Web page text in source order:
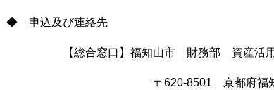
◆ 申込及び連絡先
【総合窓口】福知山市 財務部 資産活用
〒620-8501 京都府福知山市字